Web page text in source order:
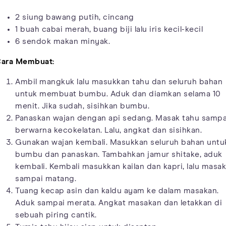
2 siung bawang putih, cincang
1 buah cabai merah, buang biji lalu iris kecil-kecil
6 sendok makan minyak.
Membuat:
Ambil mangkuk lalu masukkan tahu dan seluruh bahan
untuk membuat bumbu. Aduk dan diamkan selama 10
menit. Jika sudah, sisihkan bumbu.
Panaskan wajan dengan api sedang. Masak tahu
berwarna kecokelatan. Lalu, angkat dan sisihkan.
Gunakan wajan kembali. Masukkan seluruh bahan
bumbu dan panaskan. Tambahkan jamur shitake, aduk
kembali. Kembali masukkan kailan dan kapri, lalu masak
sampai matang.
Tuang kecap asin dan kaldu ayam ke dalam masakan.
Aduk sampai merata. Angkat masakan dan letakkan di
sebuah piring cantik.